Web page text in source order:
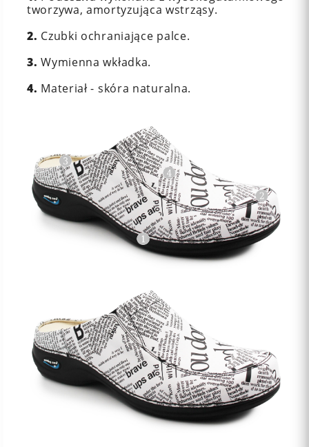
tworzywa, amortyzująca wstrząsy.
2. Czubki ochraniające palce.
3.Wymienna wkładka.
4. Materiał - skóra naturalna.